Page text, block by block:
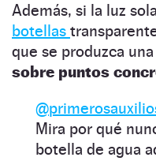
Además, si la luz
botellas
que se produzca una
sobre puntos
Mira por qué
botella de agua